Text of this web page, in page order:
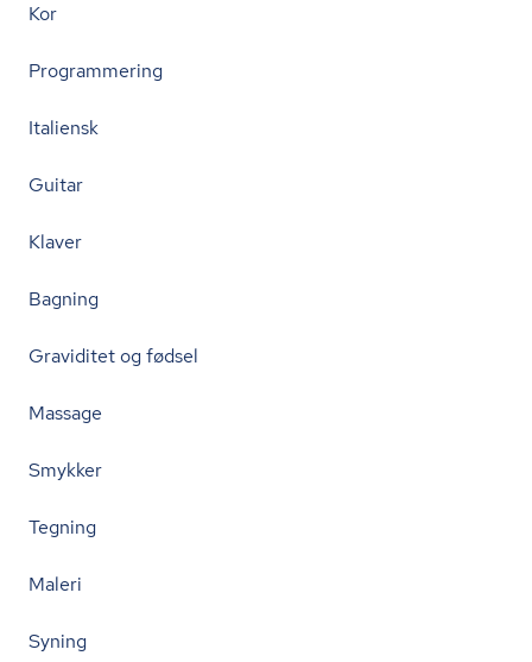
Kor
Programmering
Italiensk
Guitar
Klaver
Bagning
Graviditet og fødsel
Massage
Smykker
Tegning
Maleri
Syning